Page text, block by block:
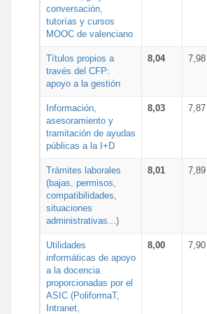
conversación,
tutorías y cursos
MOOC de valenciano
Títulos propios a
través del CFP:
apoyo a la gestión
8,04 7,98
Información,
asesoramiento y
tramitación de ayudas
públicas a la I+D
8,03 7,87
Trámites laborales
(bajas, permisos,
compatibilidades,
situaciones
administrativas...)
8,01 7,89
Utilidades
informáticas de apoyo
a la docencia
proporcionadas por el
ASIC (PoliformaT,
Intranet,
8,00 7,90